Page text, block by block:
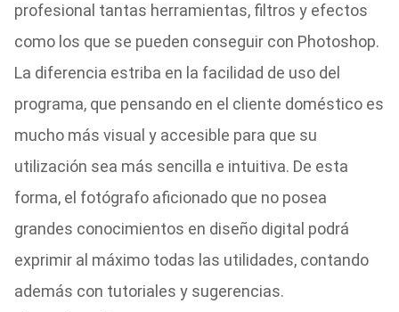
profesional tantas herramientas, filtros y efectos
como los que se pueden conseguir con Photoshop.
La diferencia estriba en la facilidad de uso del
programa, que pensando en el cliente doméstico es
mucho más visual y accesible para que su
utilización sea más sencilla e intuitiva. De esta
forma, el fotógrafo aficionado que no posea
grandes conocimientos en diseño digital podrá
exprimir al máximo todas las utilidades, contando
además con tutoriales y sugerencias.